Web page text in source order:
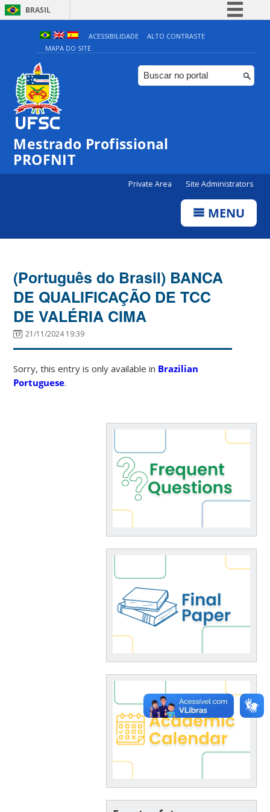
BRASIL
Simplifique!
Comunica BR
Participe
ACESSIBILIDADE
ALTO CONTRASTE
MAPA DO SITE
Mestrado Profissional
PROFNIT
Private Area Site Administrators
MENU
(Português do Brasil) BANCA
DE QUALIFICAÇÃO DE TCC
DE VALÉRIA CIMA
21/11/2024 19:39
Sorry, this entry is only available in Brazilian
Portuguese.